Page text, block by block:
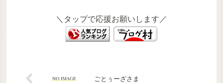
＼タップで応援お願いします／
ごとぅーざさま